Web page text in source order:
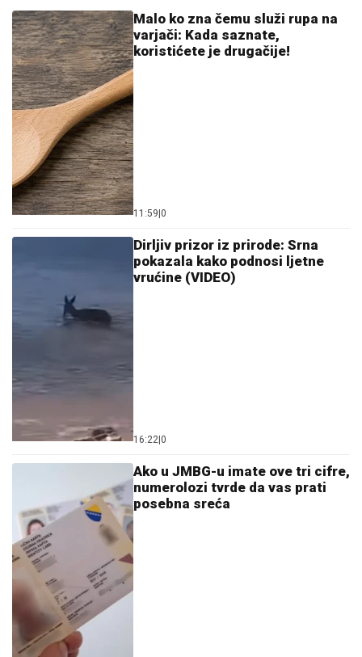
06. 08. 2026 08:56
психологија, медицина и стоматологија
Egyre több hívás érkezik a mnetőszolgálathoz
PREPORUKA ZA VAS